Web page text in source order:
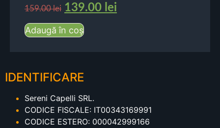
159.00lei 139.00 lei
Adaugă în coș
IDENTIFICARE
Sereni Capelli SRL.
CODICE FISCALE: IT00343169991
CODICE ESTERO: 000042999166